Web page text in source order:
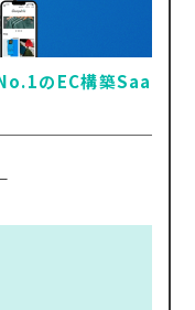
のEC構築Saa